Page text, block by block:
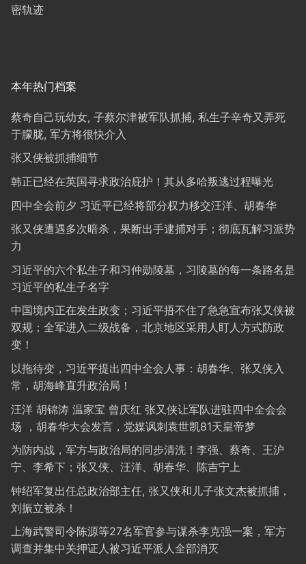
密轨迹
本年热门档案
蔡奇自己玩幼女, 子蔡尔津被军队抓捕, 私生子辛奇又弄死
于朦胧, 军方将很快介入
张又侠被抓捕细节
韩正已经在英国寻求政治庇护！其从多哈叛逃过程曝光
四中全会前夕 习近平已经将部分权力移交汪洋、胡春华
张又侠遭遇多次暗杀，果断出手逮捕对手；彻底瓦解习派势
力
习近平的六个私生子和习仲勋陵墓，习陵墓的每一条路名是
习近平的私生子名字
中国境内正在发生政变；习近平捂不住了急急宣布张又侠被
双规；全军进入二级战备，北京地区采用人盯人方式防政
变！
以拖待变，习近平提出四中全会人事：胡春华、张又侠入
常，胡海峰直升政治局！
汪洋 胡锦涛 温家宝 曾庆红 张又侠让军队进驻四中全会会
场 ，胡春华大会发言，党媒讽刺袁世凯81天皇帝梦
为防内战，军方与政治局的同步清洗！李强、蔡奇、王沪
宁、李希下；张又侠、汪洋、胡春华、陈吉宁上
钟绍军复出任总政治部主任, 张又侠和儿子张文杰被抓捕，
刘振立被杀！
上海武警司令陈源等27名军官参与谋杀李克强一案，军方
调查并集中关押证人被习近平派人全部消灭